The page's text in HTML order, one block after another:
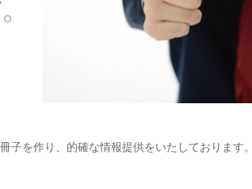
子を作り、的確な情報提供をいたしておりま